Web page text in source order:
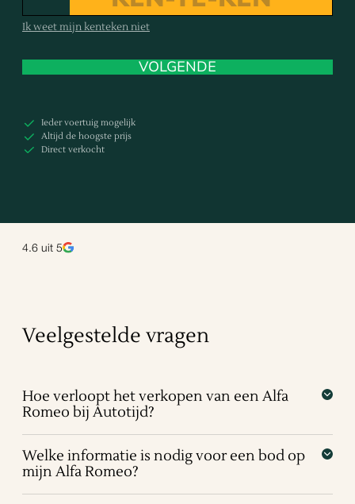
Ik weet mijn kenteken niet
VOLGENDE
Ieder voertuig mogelijk
Altijd de hoogste prijs
Direct verkocht
4.6 uit 5
Veelgestelde vragen
Hoe verloopt het verkopen van een Alfa
Romeo bij Autotijd?
Welke informatie is nodig voor een bod op
mijn Alfa Romeo?